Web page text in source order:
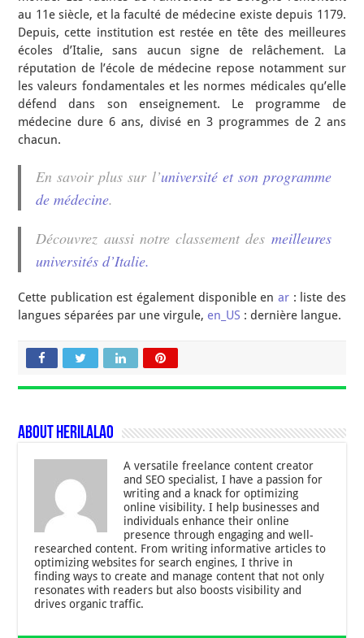
au 11e siècle, et la faculté de médecine existe depuis 1179.
Depuis, cette institution est restée en tête des meilleures
écoles d’Italie, sans aucun signe de relâchement. La
réputation de l’école de médecine repose notamment sur
les valeurs fondamentales et les normes médicales qu’elle
défend dans son enseignement. Le programme de
médecine dure 6 ans, divisé en 3 programmes de 2 ans
chacun.
En savoir plus sur l’université et son programme
de médecine.
Découvrez aussi notre classement des meilleures
universités d’Italie.
Cette publication est également disponible en ar: liste des
langues séparées par une virgule, en_US : dernière langue.
About Herilalao
A versatile freelance content creator
and SEO specialist, I have a passion for
writing and a knack for optimizing
online visibility. I help businesses and
individuals enhance their online
presence through engaging and well-
researched content. From writing informative articles to
optimizing websites for search engines, I thrive in
finding ways to create and manage content that not only
resonates with readers but also boosts visibility and
drives organic traffic.